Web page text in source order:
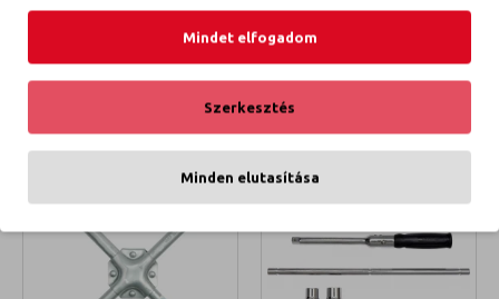
3 600 Ft
Mindet elfogadom
Szerkesztés
Minden elutasítása